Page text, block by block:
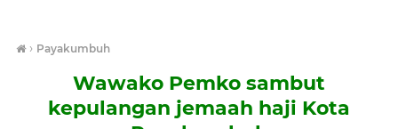
› Payakumbuh
Wawako Pemko sambut
kepulangan jemaah haji Kota